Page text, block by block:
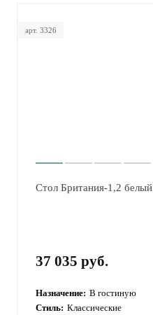
арт. 3326
Стол Британия-1,2 белый
37 035 руб.
Назначение: В гостиную
Стиль: Классические